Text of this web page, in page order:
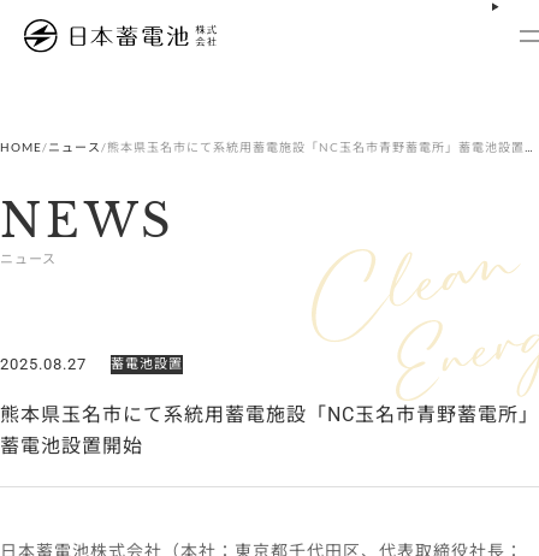
HOME/ニュース /熊本県玉名市にて系統用蓄電施設「NC玉名市青野蓄電所」蓄電池設置開始
NEWS
ニュース
2025.08.27 蓄電池設置
熊本県玉名市にて系統用蓄電施設「NC玉名市青野蓄電所」
蓄電池設置開始
日本蓄電池株式会社（本社：東京都千代田区、代表取締役社長：